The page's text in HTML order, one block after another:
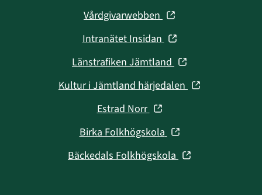
Vårdgivarwebben (öppnas
nytt
fönster)
Intranätet Insidan (öppnas
nytt
fönster)
Länstrafiken Jämtland (öppnas
nytt
Kultur i Jämtland härjedalen (öppnas
Estrad Norr (öppnas
nytt
fönster)
Birka Folkhögskola (öppnas
nytt
Bäckedals Folkhögskola (öppnas